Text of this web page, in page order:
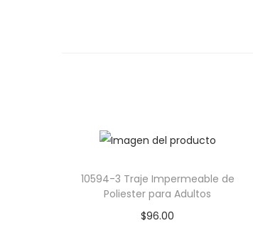
10594-3 Traje Impermeable de
Poliester para Adultos
$96.00